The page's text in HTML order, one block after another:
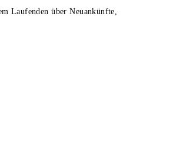
Laufenden über Neuankünfte,